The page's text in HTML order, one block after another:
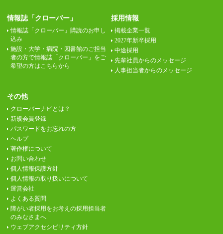
情報誌「クローバー」
情報誌「クローバー」購読のお申し
込み
施設・大学・病院・図書館のご担当
者の方で情報誌「クローバー」をご
希望の方はこちらから
採用情報
掲載企業一覧
2027年新卒採用
中途採用
先輩社員からのメッセージ
人事担当者からのメッセージ
その他
クローバーナビとは？
新規会員登録
パスワードをお忘れの方
ヘルプ
著作権について
お問い合わせ
個人情報保護方針
個人情報の取り扱いについて
運営会社
よくある質問
障がい者採用をお考えの採用担当者
のみなさまへ
ウェブアクセシビリティ方針